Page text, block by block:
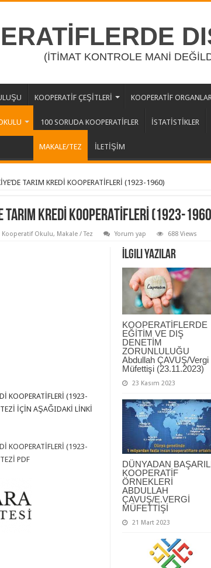
(İTİMAT KONTROLE MANİ
KOOPERATİF ÇEŞİTLERİ KOOPERATİF
100 SORUDA KOOPERATİFLER İSTATİSTİKLER
MAKALE/TEZ İLETİŞİM
TARIM KREDİ KOOPERATİFLERİ (1923-1960)
TARIM KREDİ KOOPERATİFLERİ (1923-
Kooperatif Okulu, Makale / Tez Yorum yap 688 Views
İlgili Yazılar
KOOPERATİFLERDE
EĞİTİM VE DIŞ
DENETİM
ZORUNLULUĞU
Abdullah ÇAVUŞ/Vergi
Müfettişi (23.11.2023)
23 Kasım 2023
DÜNYADAN
KOOPERATİF
ÖRNEKLERİ
ABDULLAH
ÇAVUŞ/E.VERGİ
MÜFETTİŞİ
21 Mart 2023
KOOPERATİFLERİ (1923-
İÇİN AŞAĞIDAKİ LİNKİ
KOOPERATİFLERİ (1923-
PDF